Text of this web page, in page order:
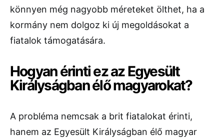
könnyen még nagyobb méreteket ölthet, ha a
kormány nem dolgoz ki új megoldásokat a
fiatalok támogatására.
Hogyan érinti ez az Egyesült
Királyságban élő magyarokat?
A probléma nemcsak a brit fiatalokat érinti,
hanem az Egyesült Királyságban élő magyar